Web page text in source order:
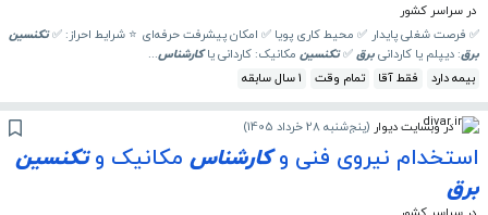
در سراسر کشور
✅ فرصت شغلی پایدار ✅ محیط کاری پویا ✅ امکان پیشرفت حرفه‌ای ⭐️ شرایط احراز: ✅تکنسین
برق: دیپلم یا کاردانیبرق✅تکنسین مکانیک: کاردانی یاکارشناس...
بیمه دارد
فقط آقا تمام وقت 1 سال سابقه
در وبسایت دیوار (پنج‌شنبه 28 خرداد 1405 )
استخدام نیروی فنی وکارشناس مکانیک وتکنسین
برق